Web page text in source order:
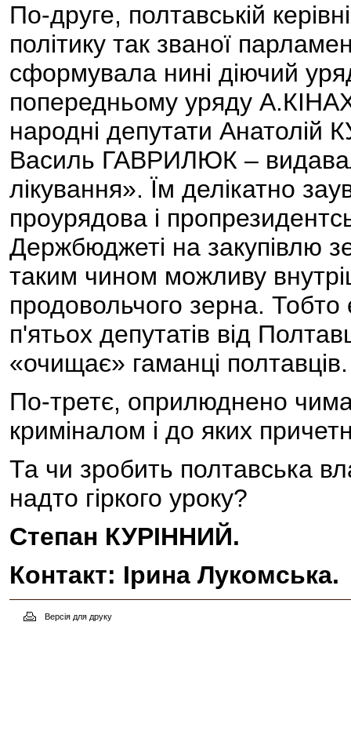
По-друге, полтавській
політику так званої
сформувала нині діючий
попередньому уряду
народні депутати
Василь ГАВРИЛЮК –
лікування». Їм делікатно
проурядова і
Держбюджеті на закупівлю
таким чином можливу
продовольчого зерна.
п'ятьох депутатів від
«очищає» гаманці полтавців.
По-третє, оприлюднено
криміналом і до яких
Та чи зробить полтавська
надто гіркого уроку?
Степан КУРІННИЙ.
Контакт: Ірина Лукомська.
Версія для друку